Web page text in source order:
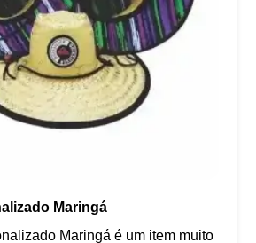
Maringá
Maringá é um item muito